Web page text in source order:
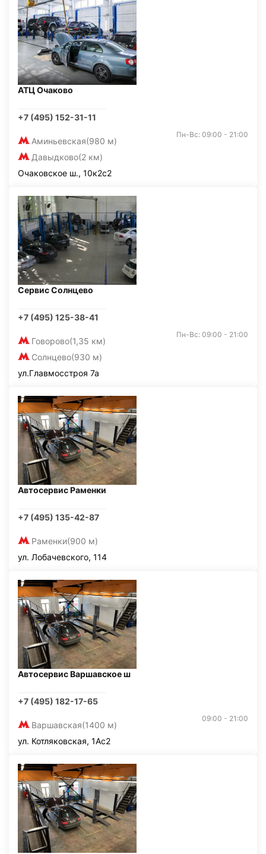
АТЦ Очаково
+7 (495) 152-31-11
Аминьевская(980 м)
Давыдково(2 км)
Пн-Вс: 09:00 - 21:00
Очаковское ш., 10к2с2
Сервис Солнцево
+7 (495) 125-38-41
Говорово(1,35 км)
Солнцево(930 м)
Пн-Вс: 09:00 - 21:00
ул.Главмосстроя 7а
Автосервис Раменки
+7 (495) 135-42-87
Раменки(900 м)
ул. Лобачевского, 114
Автосервис Варшавское ш
+7 (495) 182-17-65
Варшавская(1400 м)
09:00 - 21:00
ул. Котляковская, 1Ас2